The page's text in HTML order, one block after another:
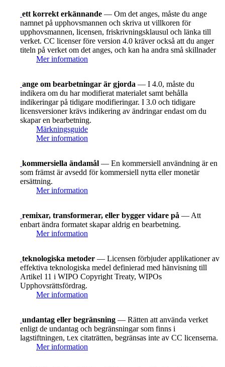
ett korrekt erkännande — Om det anges, måste du ange
namnet på upphovsmannen och skriva ut villkoren för
upphovsmannen, licensen, friskrivningsklausul och länka till
verket. CC licenser före version 4.0 kräver också att du anger
titeln på verket om det anges, och kan ha andra små skillnader
Mer information
ange om bearbetningar är gjorda — I 4.0, måste du
indikera om du har modifierat materialet samt behålla
indikeringar på tidigare modifieringar. I 3.0 och tidigare
licensversioner krävs indikering av ändringar endast om du
skapar en bearbetning.
Märkningsguide
Mer information
kommersiella ändamål — En kommersiell användning är en
som främst är avsedd för kommersiell nytta eller monetär
ersättning.
Mer information
remixar, transformerar, eller bygger vidare på — Att
enbart ändra formatet skapar aldrig en bearbetning.
Mer information
teknologiska metoder — Licensen förbjuder applikationer av
effektiva teknologiska medel definierad med hänvisning till
Artikel 11 i WIPO Copyright Treaty, WIPOs
Upphovsrättsfördrag.
Mer information
undantag eller begränsning — Rätten att använda verket
enligt de undantag och begränsningar som finns i
lagstiftningen, t.ex citaträtten, begränsas inte av CC licenserna.
Mer information